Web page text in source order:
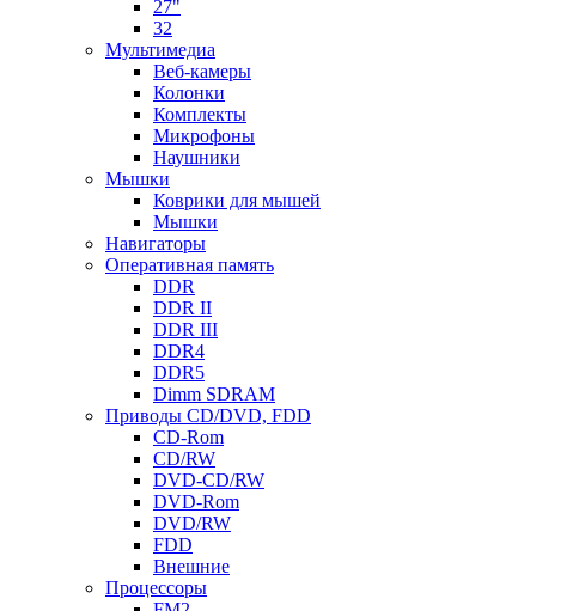
27"
32
Мультимедиа
Веб-камеры
Колонки
Комплекты
Микрофоны
Наушники
Мышки
Коврики для мышей
Мышки
Навигаторы
Оперативная память
DDR
DDR II
DDR III
DDR4
DDR5
Dimm SDRAM
Приводы СD/DVD, FDD
CD-Rom
CD/RW
DVD-CD/RW
DVD-Rom
DVD/RW
FDD
Внешние
Процессоры